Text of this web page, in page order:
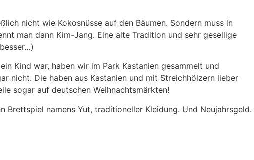
nicht wie Kokosnüsse auf den Bäumen. Sondern muss in
man dann Kim-Jang. Eine alte Tradition und sehr gesellige
Kind war, haben wir im Park Kastanien gesammelt und
nicht. Die haben aus Kastanien und mit Streichhölzern lieber
sogar auf deutschen Weihnachtsmärkten!
Brettspiel namens Yut, traditioneller Kleidung. Und Neujahrsgeld.